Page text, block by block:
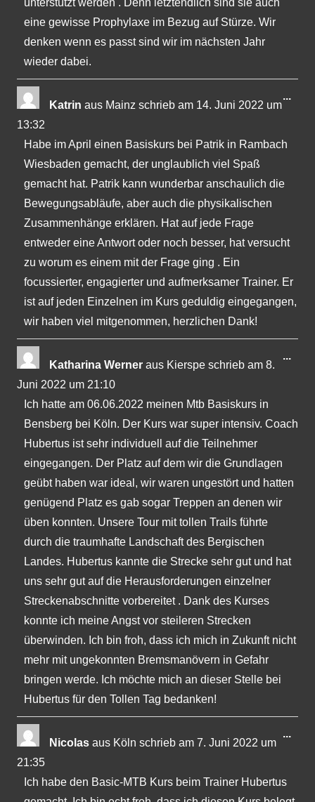
eine gewisse Prophylaxe im Bezug auf Stürze. Wir
denken wenn es passt sind wir im nächsten Jahr
wieder dabei.
Katrin aus Mainz schrieb am 14. Juni 2022 um
13:32
Habe im April einen Basiskurs bei Patrik in Rambach
Wiesbaden gemacht, der unglaublich viel Spaß
gemacht hat. Patrik kann wunderbar anschaulich die
Bewegungsabläufe, aber auch die physikalischen
Zusammenhänge erklären. Hat auf jede Frage
entweder eine Antwort oder noch besser, hat versucht
zu worum es einem mit der Frage ging . Ein
focussierter, engagierter und aufmerksamer Trainer. Er
ist auf jeden Einzelnen im Kurs geduldig eingegangen,
wir haben viel mitgenommen, herzlichen Dank!
...
Katharina Werner aus Kierspe schrieb am 8.
Juni 2022 um 21:10
Ich hatte am 06.06.2022 meinen Mtb Basiskurs in
Bensberg bei Köln. Der Kurs war super intensiv. Coach
Hubertus ist sehr individuell auf die Teilnehmer
eingegangen. Der Platz auf dem wir die Grundlagen
geübt haben war ideal, wir waren ungestört und hatten
genügend Platz es gab sogar Treppen an denen wir
üben konnten. Unsere Tour mit tollen Trails führte
durch die traumhafte Landschaft des Bergischen
Landes. Hubertus kannte die Strecke sehr gut und hat
uns sehr gut auf die Herausforderungen einzelner
Streckenabschnitte vorbereitet . Dank des Kurses
konnte ich meine Angst vor steileren Strecken
überwinden. Ich bin froh, dass ich mich in Zukunft nicht
mehr mit ungekonnten Bremsmanövern in Gefahr
bringen werde. Ich möchte mich an dieser Stelle bei
Hubertus für den Tollen Tag bedanken!
...
Nicolas aus Köln schrieb am 7. Juni 2022 um
21:35
Ich habe den Basic-MTB Kurs beim Trainer Hubertus
...